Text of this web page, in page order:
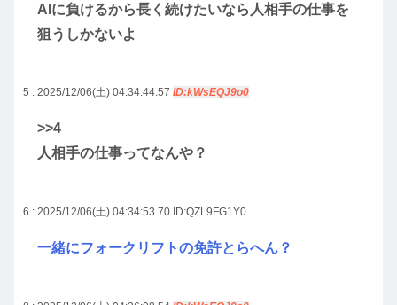
AIに負けるから長く続けたいなら人相手の仕事を
狙うしかないよ
5 : 2025/12/06(土) 04:34:44.57 ID:kWsEQJ9o0
>>4
人相手の仕事ってなんや？
6 : 2025/12/06(土) 04:34:53.70 ID:QZL9FG1Y0
一緒にフォークリフトの免許とらへん？